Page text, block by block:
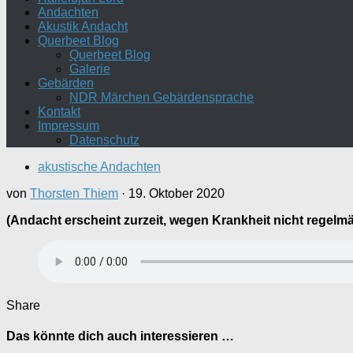
Andachten
Akustik Andacht
Querbeet Blog
Querbeet Blog
Galerie
Gebärden
NDR Märchen Gebärdensprache
Kontakt
Impressum
Datenschutz
akustische Andachten
von Thorsten Thiem · 19. Oktober 2020
(Andacht erscheint zurzeit, wegen Krankheit nicht
Share
Das könnte dich auch interessieren …